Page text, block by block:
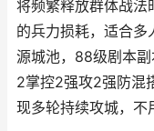
将频繁释放群体战法
的兵力损耗，适合多
源城池，88级剧本
2掌控2强攻2强防混
现多轮持续攻城，不